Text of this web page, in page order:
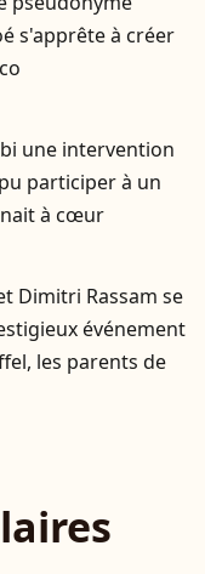
s'apprête à créer
une intervention
participer à un
à cœur
Dimitri Rassam se
événement
les parents de